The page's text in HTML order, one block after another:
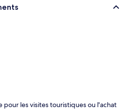
pour les visites touristiques ou l'achat